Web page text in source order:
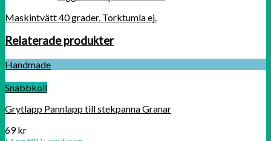
Maskintvätt 40 grader. Torktumla ej.
Relaterade produkter
Handmade
Snabbkoll
Grytlapp Pannlapp till stekpanna Granar
69kr